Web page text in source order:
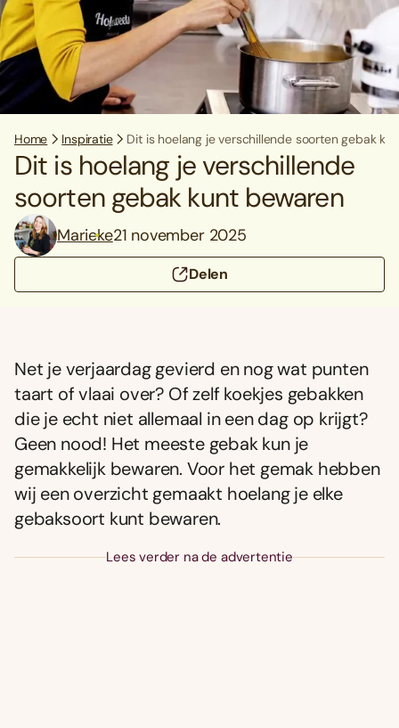
Home Inspiratie Dit is hoelang je verschillende soorten gebak
Dit is hoelang je verschillende
soorten gebak kunt bewaren
Marieke21 november 2025
Delen
Net je verjaardag gevierd en nog wat punten
taart of vlaai over? Of zelf koekjes gebakken
die je echt niet allemaal in een dag op krijgt?
Geen nood! Het meeste gebak kun je
gemakkelijk bewaren. Voor het gemak hebben
wij een overzicht gemaakt hoelang je elke
gebaksoort kunt bewaren.
Lees verder na de advertentie